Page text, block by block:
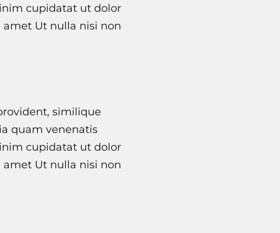
cupidatat ut dolor
Ut nulla nisi non
similique
quam venenatis
cupidatat ut dolor
Ut nulla nisi non